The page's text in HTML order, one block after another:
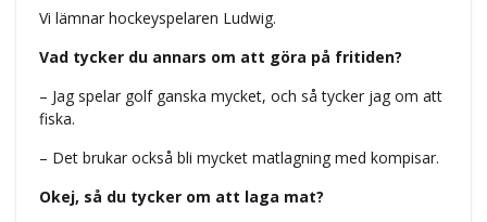
Vi lämnar hockeyspelaren Ludwig.
Vad tycker du annars om att göra på fritiden?
– Jag spelar golf ganska mycket, och så tycker jag om att
fiska.
– Det brukar också bli mycket matlagning med kompisar.
Okej, så du tycker om att laga mat?